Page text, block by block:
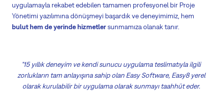
uygulamayla rekabet edebilen tamamen profesyonel bir Proje
Yönetimi yazılımına dönüşmeyi başardık ve deneyimimiz, hem
bulut hem de yerinde hizmetlersunmamıza olanak tanır.
"15 yıllık deneyim ve kendi sunucu uygulama teslimatıyla ilgili
zorlukların tam anlayışına sahip olan Easy Software, Easy8 yerel
olarak kurulabilir bir uygulama olarak sunmayı taahhüt eder.